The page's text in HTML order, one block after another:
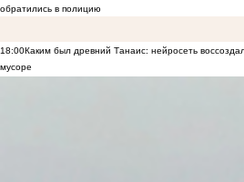
обратились в полицию
18:00Каким был древний Танаис: нейросеть
мусоре